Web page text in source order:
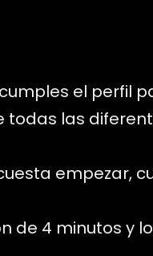
el perfil
todas las
empezar,
de 4 minutos y